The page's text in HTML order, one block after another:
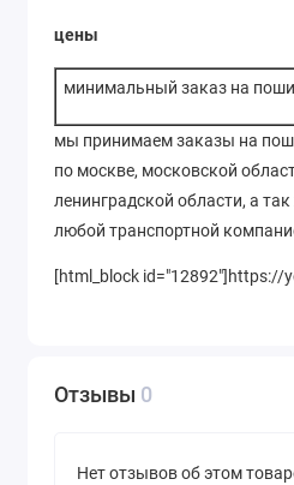
цены
минимальный заказ на
мы принимаем заказы на
по москве, московской
ленинградской области, а
любой транспортной
[html_block id="12892"]https://
Отзывы 0
Нет отзывов об этом